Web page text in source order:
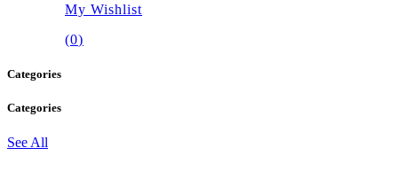
My Wishlist
(0)
Categories
Categories
See All